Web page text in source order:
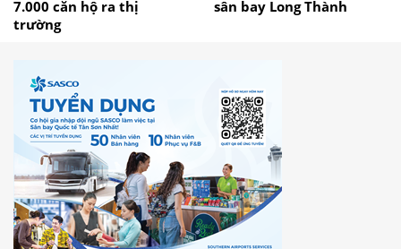
7.000 căn hộ ra thị
trường
sân bay Long Thành